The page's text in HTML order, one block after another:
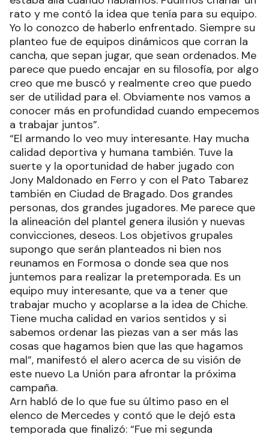
rato y me contó la idea que tenía para su equipo.
Yo lo conozco de haberlo enfrentado. Siempre su
planteo fue de equipos dinámicos que corran la
cancha, que sepan jugar, que sean ordenados. Me
parece que puedo encajar en su filosofía, por algo
creo que me buscó y realmente creo que puedo
ser de utilidad para el. Obviamente nos vamos a
conocer más en profundidad cuando empecemos
a trabajar juntos”.
“El armando lo veo muy interesante. Hay mucha
calidad deportiva y humana también. Tuve la
suerte y la oportunidad de haber jugado con
Jony Maldonado en Ferro y con el Pato Tabarez
también en Ciudad de Bragado. Dos grandes
personas, dos grandes jugadores. Me parece que
la alineación del plantel genera ilusión y nuevas
convicciones, deseos. Los objetivos grupales
supongo que serán planteados ni bien nos
reunamos en Formosa o donde sea que nos
juntemos para realizar la pretemporada. Es un
equipo muy interesante, que va a tener que
trabajar mucho y acoplarse a la idea de Chiche.
Tiene mucha calidad en varios sentidos y si
sabemos ordenar las piezas van a ser más las
cosas que hagamos bien que las que hagamos
mal”, manifestó el alero acerca de su visión de
este nuevo La Unión para afrontar la próxima
campaña.
Arn habló de lo que fue su último paso en el
elenco de Mercedes y contó que le dejó esta
temporada que finalizó: “Fue mi segunda